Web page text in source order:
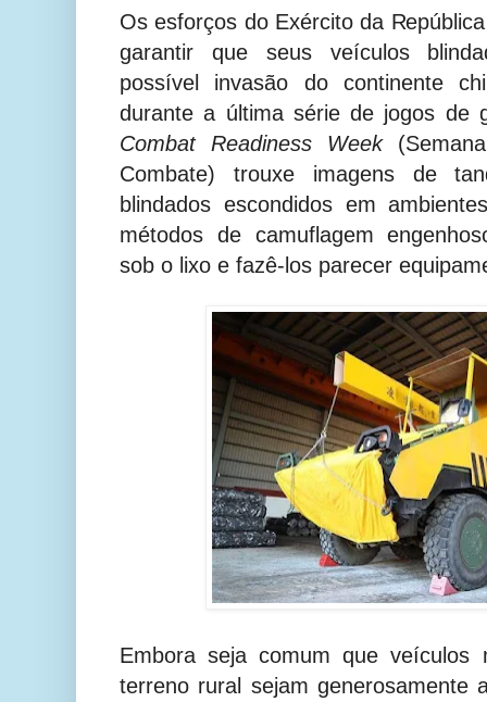
Os esforços do Exército da
garantir que seus veículos
possível invasão do continente
durante a última série de jogos de
Combat Readiness Week
Combate) trouxe imagens de
blindados escondidos em
métodos de camuflagem
sob o lixo e fazê-los parecer
Embora seja comum que veículos
terreno rural sejam generosamente